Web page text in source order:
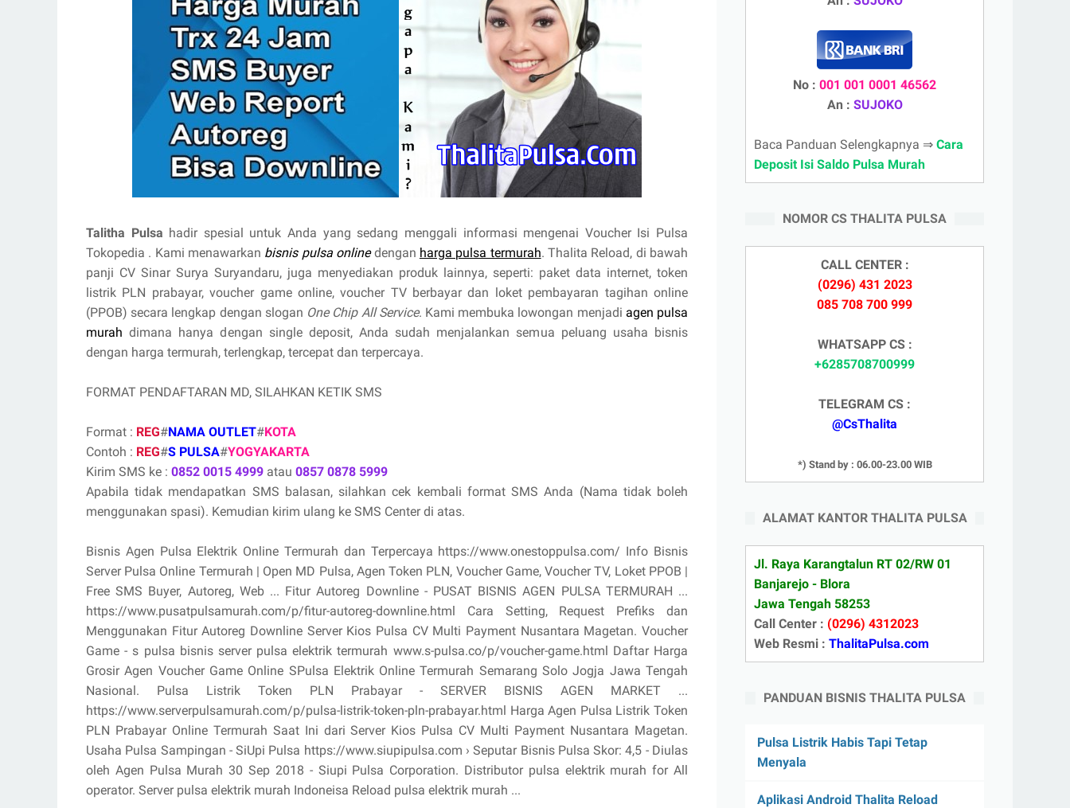
Talitha Pulsa hadir spesial untuk Anda yang sedang menggali informasi mengenai Voucher Isi Pulsa
Tokopedia . Kami menawarkan bisnis pulsa onlinedengan harga pulsa termurah. Thalita Reload, di bawah
panji CV Sinar Surya Suryandaru, juga menyediakan produk lainnya, seperti: paket data internet, token
listrik PLN prabayar, voucher game online, voucher TV berbayar dan loket pembayaran tagihan online
(PPOB) secara lengkap dengan slogan One Chip All Service. Kami membuka lowongan menjadi agen pulsa
murah dimana hanya dengan single deposit, Anda sudah menjalankan semua peluang usaha bisnis
dengan harga termurah, terlengkap, tercepat dan terpercaya.
FORMAT PENDAFTARAN MD, SILAHKAN KETIK SMS
Format : REG#NAMA OUTLET#KOTA
Contoh : REG#S PULSA#YOGYAKARTA
Kirim SMS ke : 0852 0015 4999 atau 0857 0878 5999
Apabila tidak mendapatkan SMS balasan, silahkan cek kembali format SMS Anda (Nama tidak boleh
menggunakan spasi). Kemudian kirim ulang ke SMS Center di atas.
Bisnis Agen Pulsa Elektrik Online Termurah dan Terpercaya https://www.onestoppulsa.com/ Info Bisnis
Server Pulsa Online Termurah | Open MD Pulsa, Agen Token PLN, Voucher Game, Voucher TV, Loket PPOB |
Free SMS Buyer, Autoreg, Web ... Fitur Autoreg Downline - PUSAT BISNIS AGEN PULSA TERMURAH ...
https://www.pusatpulsamurah.com/p/fitur-autoreg-downline.html Cara Setting, Request Prefiks dan
Menggunakan Fitur Autoreg Downline Server Kios Pulsa CV Multi Payment Nusantara Magetan. Voucher
Game - s pulsa bisnis server pulsa elektrik termurah www.s-pulsa.co/p/voucher-game.html Daftar Harga
Grosir Agen Voucher Game Online SPulsa Elektrik Online Termurah Semarang Solo Jogja Jawa Tengah
Nasional. Pulsa Listrik Token PLN Prabayar - SERVER BISNIS AGEN MARKET ...
https://www.serverpulsamurah.com/p/pulsa-listrik-token-pln-prabayar.html Harga Agen Pulsa Listrik Token
PLN Prabayar Online Termurah Saat Ini dari Server Kios Pulsa CV Multi Payment Nusantara Magetan.
Usaha Pulsa Sampingan - SiUpi Pulsa https://www.siupipulsa.com › Seputar Bisnis Pulsa Skor: 4,5 - ‎Diulas
oleh Agen Pulsa Murah 30 Sep 2018 - Siupi Pulsa Corporation. Distributor pulsa elektrik murah for All
operator. Server pulsa elektrik murah Indoneisa Reload pulsa elektrik murah ...
No : 001 001 0001 46562
An : SUJOKO
Baca Panduan Selengkapnya ⇒ Cara
Deposit Isi Saldo Pulsa Murah
NOMOR CS THALITA PULSA
CALL CENTER :
(0296) 431 2023
085 708 700 999
WHATSAPP CS :
+6285708700999
TELEGRAM CS :
@CsThalita
*) Stand by : 06.00-23.00 WIB
ALAMAT KANTOR THALITA PULSA
Jl. Raya Karangtalun RT 02/RW 01
Banjarejo - Blora
Jawa Tengah 58253
Call Center : (0296) 4312023
Web Resmi : ThalitaPulsa.com
PANDUAN BISNIS THALITA PULSA
Pulsa Listrik Habis Tapi Tetap
Menyala
Aplikasi Android Thalita Reload